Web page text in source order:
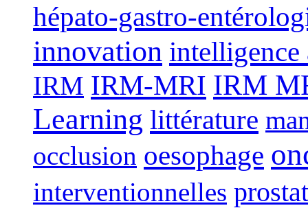
hépato-gastro-
innovation
IRM IRM-MRI IRM
Learning littérature
occlusion oesophage
interventionnelles